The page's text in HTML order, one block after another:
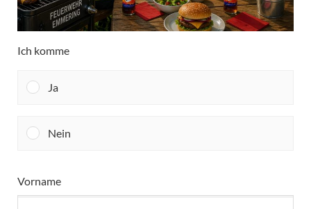
Ich komme
Ja
Nein
Vorname